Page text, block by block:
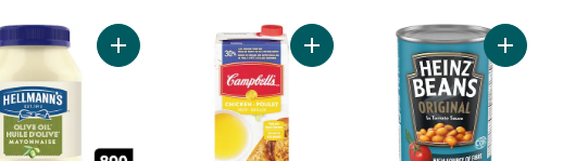
Ajouter Mayonnaise avec Huile d'Olive au panier
Ajouter Bouillon de poulet 30%Ajouter